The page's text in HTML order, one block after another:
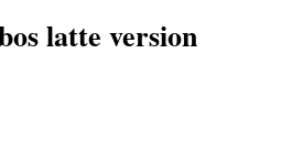
latte version